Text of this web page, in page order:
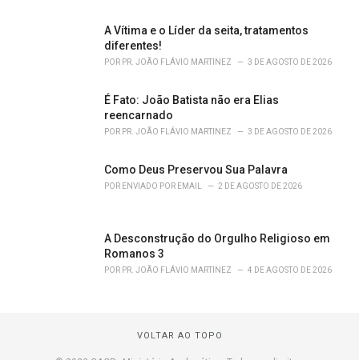
A Vítima e o Líder da seita, tratamentos
diferentes!
POR PR. JOÃO FLÁVIO MARTINEZ 3 DE AGOSTO DE 2026
É Fato: João Batista não era Elias
reencarnado
POR PR. JOÃO FLÁVIO MARTINEZ 3 DE AGOSTO DE 2026
Como Deus Preservou Sua Palavra
POR ENVIADO POR EMAIL 2 DE AGOSTO DE 2026
A Desconstrução do Orgulho Religioso em
Romanos 3
POR PR. JOÃO FLÁVIO MARTINEZ 4 DE AGOSTO DE 2026
VOLTAR AO TOPO